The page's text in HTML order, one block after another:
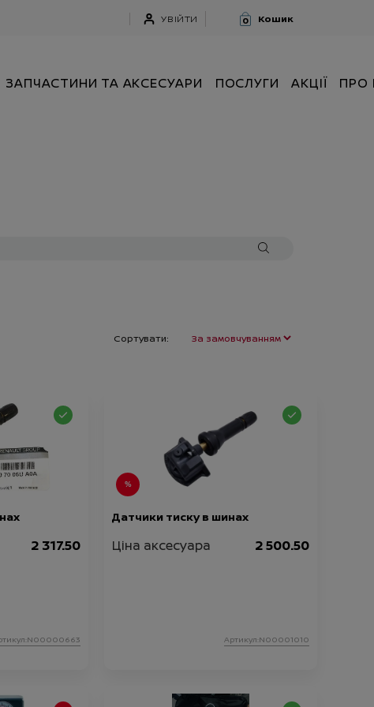
УВІЙТИ 0 Кошик
ЗАПЧАСТИНИ ТА АКСЕСУАРИ ПОСЛУГИ АКЦІЇ ПРО
Сортувати:
2 317.50
Датчики тиску в шинах
Ціна аксесуара 2 500.50
Артикул:N00001010